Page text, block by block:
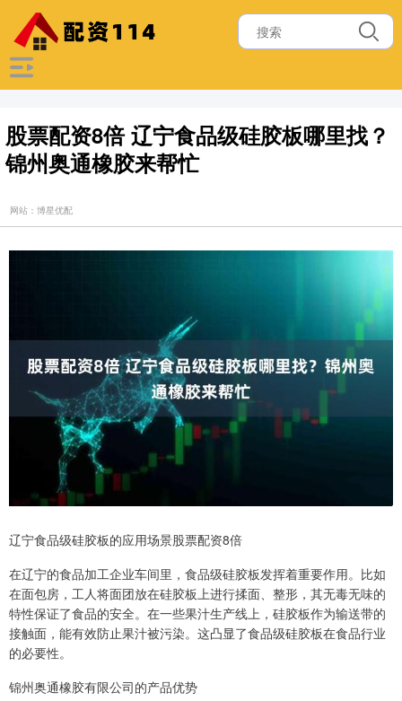
股票配资8倍 辽宁食品级硅胶板哪里找？
锦州奥通橡胶来帮忙
网站：博星优配
辽宁食品级硅胶板的应用场景股票配资8倍
在辽宁的食品加工企业车间里，食品级硅胶板发挥着重要作用。比如
在面包房，工人将面团放在硅胶板上进行揉面、整形，其无毒无味的
特性保证了食品的安全。在一些果汁生产线上，硅胶板作为输送带的
接触面，能有效防止果汁被污染。这凸显了食品级硅胶板在食品行业
的必要性。
锦州奥通橡胶有限公司的产品优势